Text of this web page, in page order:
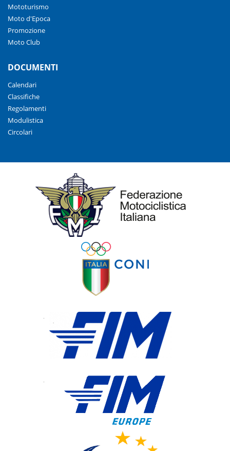
Mototurismo
Moto d'Epoca
Promozione
Moto Club
DOCUMENTI
Calendari
Classifiche
Regolamenti
Modulistica
Circolari